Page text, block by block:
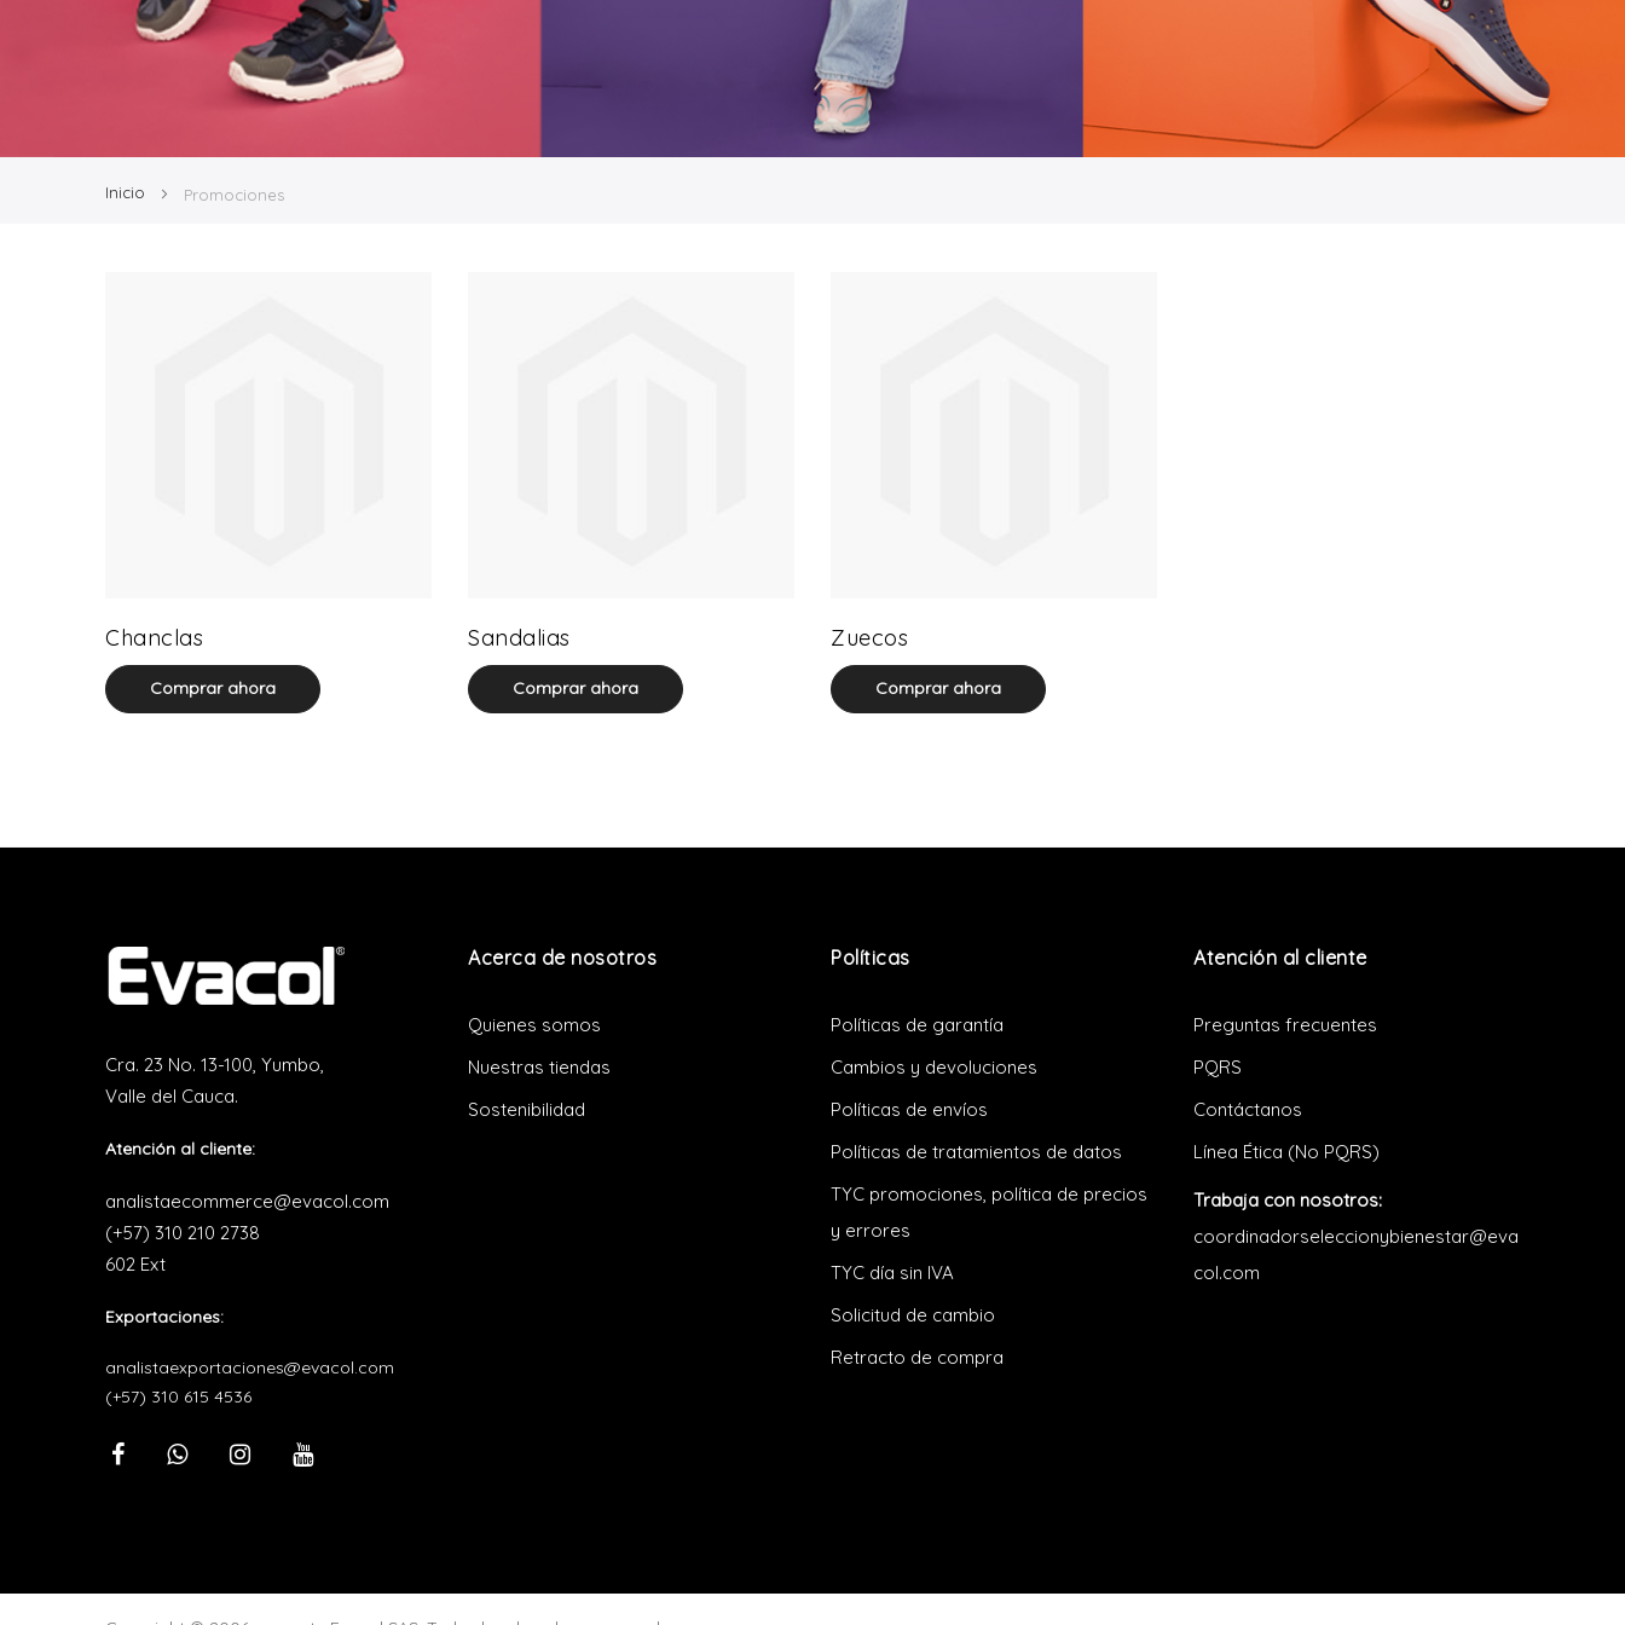
Inicio Promociones
Chanclas
Comprar ahora
Sandalias
Comprar ahora
Zuecos
Comprar ahora
Cra. 23 No. 13-100, Yumbo,
Valle del Cauca.
Atención al cliente:
analistaecommerce@evacol.com
(+57) 310 210 2738
602 Ext
Exportaciones:
analistaexportaciones@evacol.com
(+57) 310 615 4536
Acerca de nosotros
Quienes somos
Nuestras tiendas
Sostenibilidad
Políticas
Políticas de garantía
Cambios y devoluciones
Políticas de envíos
Políticas de tratamientos de datos
TYC promociones, política de precios
y errores
TYC día sin IVA
Solicitud de cambio
Retracto de compra
Atención al cliente
Preguntas frecuentes
PQRS
Contáctanos
Línea Ética (No PQRS)
Trabaja con nosotros:
coordinadorseleccionybienestar@eva
col.com